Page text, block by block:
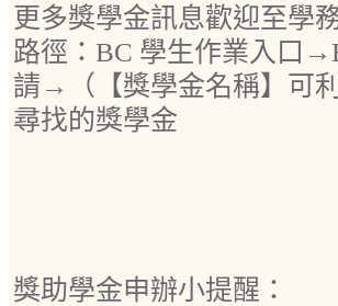
更多獎學金訊息歡迎至學
路徑：BC 學生作業入口
請→（【獎學金名稱】可
尋找的獎學金
獎助學金申辦小提醒：